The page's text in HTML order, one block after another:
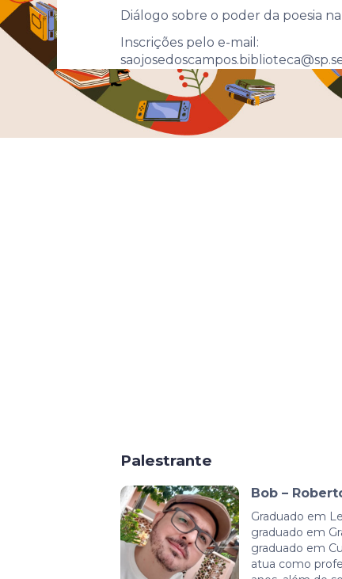
Diálogo sobre o poder da poesia
Inscrições pelo e-mail:
Palestrante
Bob –
Graduado em
graduado em
graduado em
atua como